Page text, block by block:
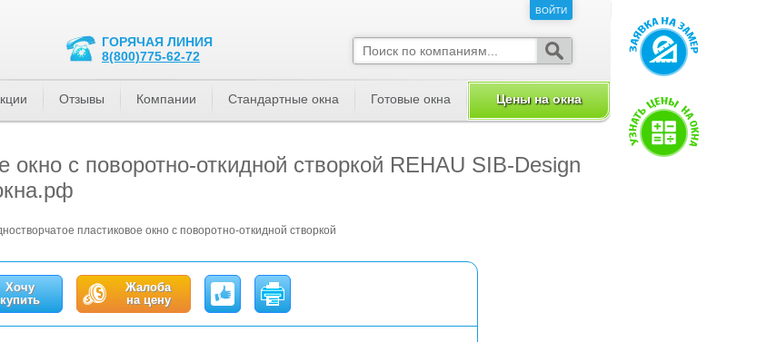
окно с поворотно-откидной створкой REHAU SIB-Design
пластиковое окно с поворотно-откидной створкой
Хочу
купить
Жалоба
на цену
ВОЙТИ
ГОРЯЧАЯ ЛИНИЯ
8(800)775-62-72
Отзывы Компании Стандартные окна Готовые окна Цены на окна
ВОЙТИ